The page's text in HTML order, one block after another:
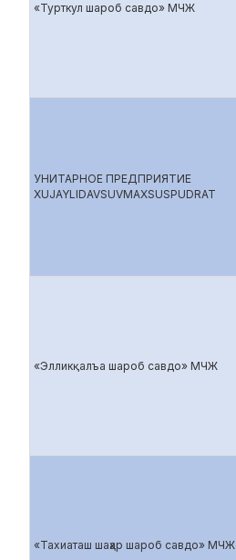
«Турткул шароб савдо» МЧЖ
УНИТАРНОЕ ПРЕДПРИЯТИЕ
XUJAYLIDAVSUVMAXSUSPUDRAT
«Элликқалъа шароб савдо» МЧЖ
«Тахиаташ шаҳар шароб савдо» МЧЖ